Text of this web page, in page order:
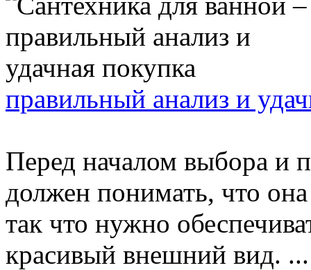
правильный анализ и
Перед началом выбора и
должен понимать, что она
так что нужно
красивый внешний вид. ...